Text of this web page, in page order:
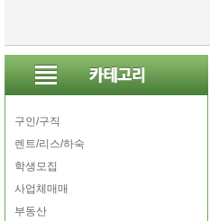
구인/구직
렌트/리스/하숙
학생모집
사업체매매
부동산